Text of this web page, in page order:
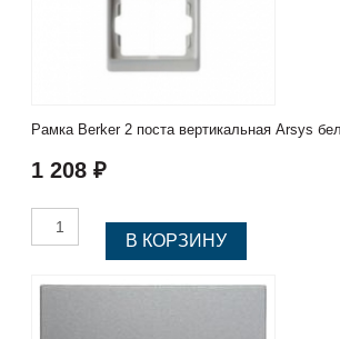
Рамка Berker 2 поста вертикальная Arsys
1 208 ₽